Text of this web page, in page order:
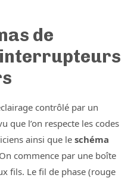
de
contrôlé par un
que l’on respecte les codes
ainsi que le schéma
commence par une boîte
fils. Le fil de phase (rouge